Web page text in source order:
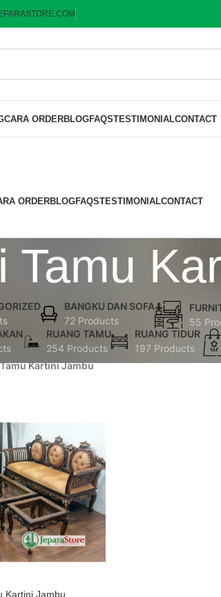
CARA ORDERBLOGFAQSTESTIMONIALCONTACT
ORDERBLOGFAQSTESTIMONIALCONTACT
Tamu
BANGKU DAN SOFA
72 Products
55
RUANG TAMU
254 Products
RUANG TIDUR
197 Products
Kartini Jambu
Kartini Jambu